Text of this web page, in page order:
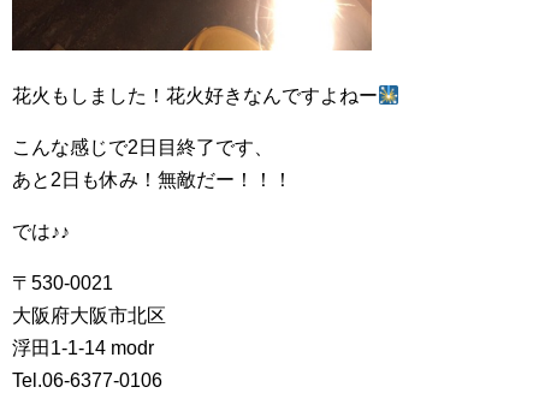
花火もしました！花火好きなんですよねー
こんな感じで2日目終了です、
あと2日も休み！無敵だー！！！
では♪♪
〒530-0021
大阪府大阪市北区
浮田1-1-14 modr
Tel.06-6377-0106